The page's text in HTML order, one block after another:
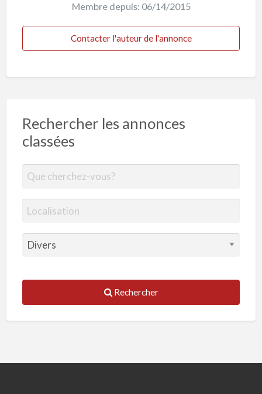
Membre depuis: 06/14/2015
Contacter l'auteur de l'annonce
Rechercher les annonces
classées
Rechercher